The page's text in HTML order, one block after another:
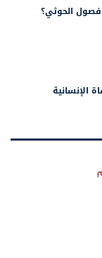
فصول الحوثي؟
الإنسانية